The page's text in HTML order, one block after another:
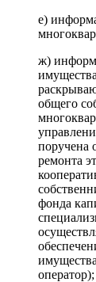
е)
ж)
общего
поручена
ремонта
фонда
оператор);